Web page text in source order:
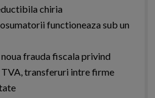
chiria
functioneaza sub un
frauda fiscala privind
TVA, transferuri intre firme